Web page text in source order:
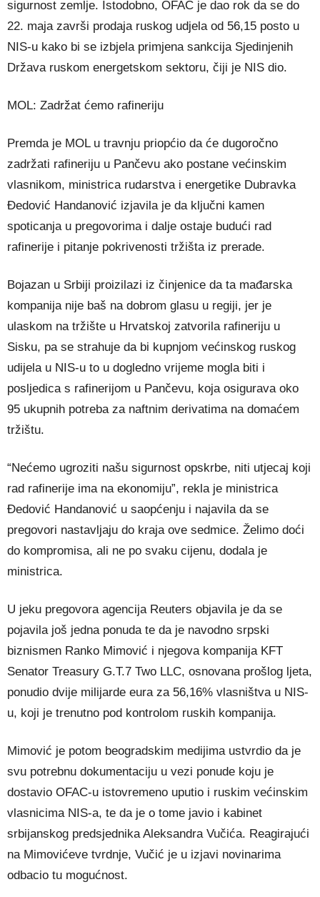
sigurnost zemlje. Istodobno, OFAC je dao rok da se do
22. maja završi prodaja ruskog udjela od 56,15 posto u
NIS-u kako bi se izbjela primjena sankcija Sjedinjenih
Država ruskom energetskom sektoru, čiji je NIS dio.
MOL: Zadržat ćemo rafineriju
Premda je MOL u travnju priopćio da će dugoročno
zadržati rafineriju u Pančevu ako postane većinskim
vlasnikom, ministrica rudarstva i energetike Dubravka
Đedović Handanović izjavila je da ključni kamen
spoticanja u pregovorima i dalje ostaje budući rad
rafinerije i pitanje pokrivenosti tržišta iz prerade.
Bojazan u Srbiji proizilazi iz činjenice da ta mađarska
kompanija nije baš na dobrom glasu u regiji, jer je
ulaskom na tržište u Hrvatskoj zatvorila rafineriju u
Sisku, pa se strahuje da bi kupnjom većinskog ruskog
udijela u NIS-u to u dogledno vrijeme mogla biti i
posljedica s rafinerijom u Pančevu, koja osigurava oko
95 ukupnih potreba za naftnim derivatima na domaćem
tržištu.
“Nećemo ugroziti našu sigurnost opskrbe, niti utjecaj koji
rad rafinerije ima na ekonomiju”, rekla je ministrica
Đedović Handanović u saopćenju i najavila da se
pregovori nastavljaju do kraja ove sedmice. Želimo doći
do kompromisa, ali ne po svaku cijenu, dodala je
ministrica.
U jeku pregovora agencija Reuters objavila je da se
pojavila još jedna ponuda te da je navodno srpski
biznismen Ranko Mimović i njegova kompanija KFT
Senator Treasury G.T.7 Two LLC, osnovana prošlog ljeta,
ponudio dvije milijarde eura za 56,16% vlasništva u NIS-
u, koji je trenutno pod kontrolom ruskih kompanija.
Mimović je potom beogradskim medijima ustvrdio da je
svu potrebnu dokumentaciju u vezi ponude koju je
dostavio OFAC-u istovremeno uputio i ruskim većinskim
vlasnicima NIS-a, te da je o tome javio i kabinet
srbijanskog predsjednika Aleksandra Vučića. Reagirajući
na Mimovićeve tvrdnje, Vučić je u izjavi novinarima
odbacio tu mogućnost.